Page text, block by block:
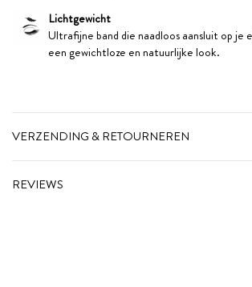
Lichtgewicht
Ultrafijne band die naadloos aansluit op je
een gewichtloze en natuurlijke look.
VERZENDING & RETOURNEREN
REVIEWS